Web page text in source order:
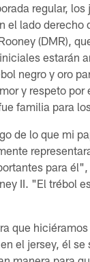
regular, los
el lado derecho
(DMR),
estarán
negro y oro
y respeto por
familia para
de lo que mi
para
II. "El trébol
que
el jersey, él se